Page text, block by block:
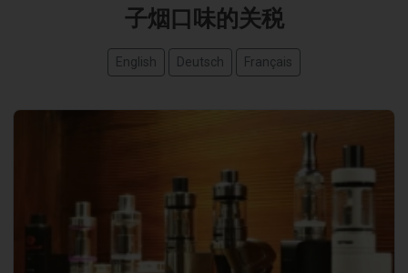
子烟口味的关税
English Deutsch Français